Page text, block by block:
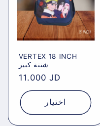
VERTEX 18 INCH
شنتة كبير
Regular
price
11.000 JD
اختيار